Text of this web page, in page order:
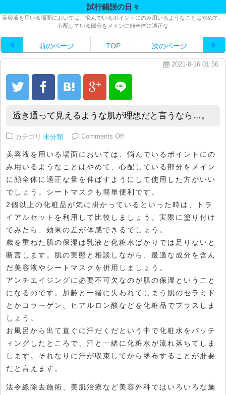
試行錯誤の日々
美容液を用いる場面においては、悩んでいるポイントにのみ用いるようなことはやめて、
心配している部分をメインに顔全体に適正な
前のページ TOP 次のページ
2021-8-16 01:56
透き通って見えるような肌が理想だと言うなら…。
カテゴリ 未分類 Comments Offon 透き通って見えるような肌が
美容液を用いる場面においては、悩んでいるポイントにの
み用いるようなことはやめて、心配している部分をメイン
に顔全体に適正な量を伸ばすようにして使用した方がいい
でしょう。シートマスクも簡単便利です。
2個以上の化粧品が気に掛かっているといった時は、トラ
イアルセットを利用して比較しましょう。実際に塗り付け
てみたら、効果の差が体感できるでしょう。
歳を重ねた肌の保湿は乳液と化粧水ばかりでは足りないと
断言します。肌の実態と相談しながら、最適な成分を含ん
だ美容液やシートマスクを併用しましょう。
アンチエイジングに必要不可欠なのが肌の保湿ということ
になるのです。加齢と一緒に失われてしまう肌のセラミド
とかコラーゲン、ヒアルロン酸などを化粧品でプラスしま
しょう。
お風呂から出て直ぐに汗だくだという中で化粧水をパッテ
ィングしたところで、汗と一緒に化粧水が流れ落ちてしま
します。それなりに汗が収束してから塗布することが肝要
だと言えます。
法令線除去施術、美肌治療など美容外科ではいろいろな施